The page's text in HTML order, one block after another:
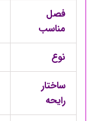
فصل
مناسب
نوع
ساختار
رایحه